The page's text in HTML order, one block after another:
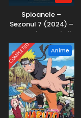
Spioanele –
Sezonul 7 (2024) –
Dublat în Română
COMPLETED Anime